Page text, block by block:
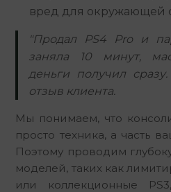
вред для окружающей
"Продал PS4 Pro и
заняла 10 минут,
деньги получил
отзыв клиента.
Мы понимаем, что
просто техника, а часть
Поэтому проводим
моделей, таких как
или коллекционные